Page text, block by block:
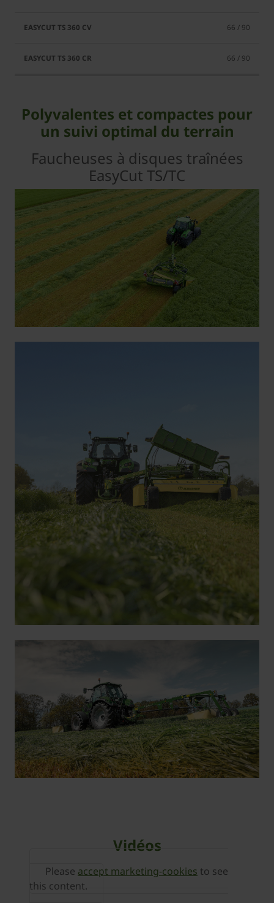
66 / 90
66 / 90
Polyvalentes et compactes pour
un suivi optimal du terrain
Faucheuses à disques traînées
EasyCut TS/TC
Vidéos
Please accept marketing-cookies to see
this content.